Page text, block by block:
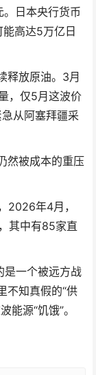
日本央行货币
高达5万亿日
放原油。3月
，仅5月这波价
从阿塞拜疆采
被成本的重压
年4月，
其中有85家直
一个被远方战
不知真假的“供
能源“饥饿”。